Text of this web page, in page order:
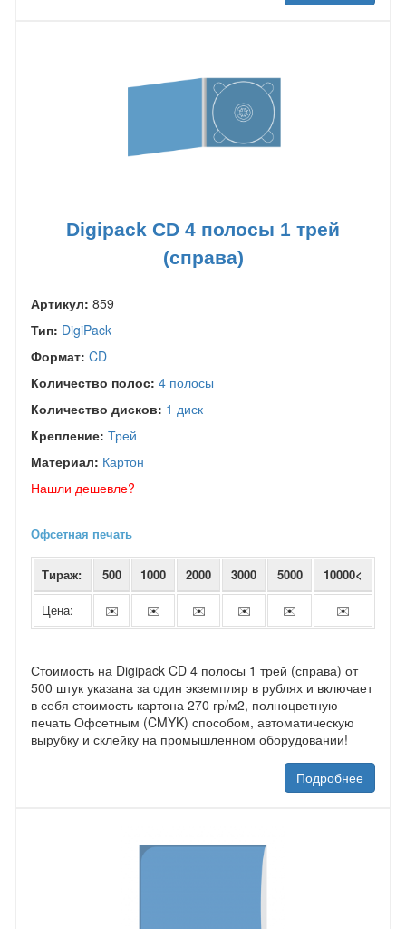
Digipack CD 4 полосы 1 трей
(справа)
Артикул: 859
Тип: DigiPack
Формат: CD
Количество полос: 4 полосы
Количество дисков: 1 диск
Крепление: Трей
Материал: Картон
Нашли дешевле?
Офсетная печать
Тираж: 500 1000 2000 3000 5000 10000<
Цена: ✉️ ✉️ ✉️ ✉️ ✉️ ✉️
Стоимость на Digipack CD 4 полосы 1 трей (справа) от
500 штук указана за один экземпляр в рублях и включает
в себя стоимость картона 270 гр/м2, полноцветную
печать Офсетным (CMYK) способом, автоматическую
вырубку и склейку на промышленном оборудовании!
Подробнее